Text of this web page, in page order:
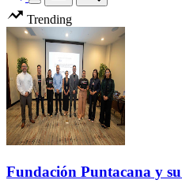
Switch
color
mode
Trending
Fundación Puntacana y